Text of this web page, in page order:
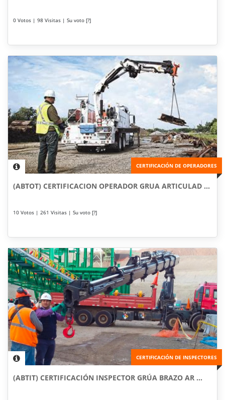
0 Votos | 98 Visitas | Su voto [?]
CERTIFICACIÓN DE OPERADORES
(ABTOT) CERTIFICACION OPERADOR GRUA ARTICULAD ...
10 Votos | 261 Visitas | Su voto [?]
CERTIFICACIÓN DE INSPECTORES
(ABTIT) CERTIFICACIÓN INSPECTOR GRÚA BRAZO AR ...